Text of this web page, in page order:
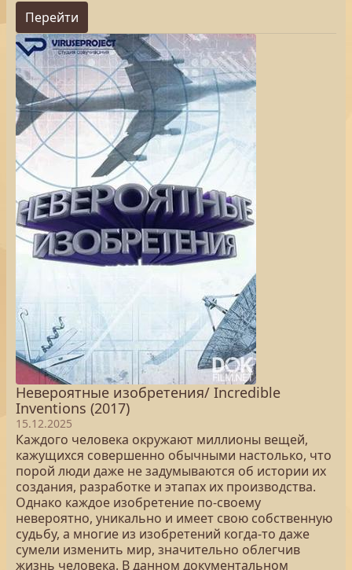
Перейти
Невероятные изобретения/ Incredible
Inventions (2017)
15.12.2025
Каждого человека окружают миллионы вещей,
кажущихся совершенно обычными настолько, что
порой люди даже не задумываются об истории их
создания, разработке и этапах их производства.
Однако каждое изобретение по-своему
невероятно, уникально и имеет свою собственную
судьбу, а многие из изобретений когда-то даже
сумели изменить мир, значительно облегчив
жизнь человека. В данном документальном